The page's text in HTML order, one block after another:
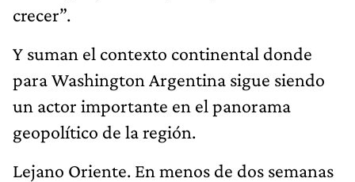
crecer”.
Y suman el contexto continental donde
para Washington Argentina sigue siendo
un actor importante en el panorama
geopolítico de la región.
Lejano Oriente. En menos de dos semanas